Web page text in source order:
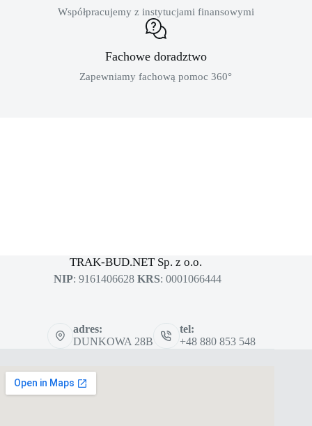
Współpracujemy z instytucjami finansowymi
Fachowe doradztwo
Zapewniamy fachową pomoc 360°
TRAK-BUD.NET Sp. z o.o.
NIP: 9161406628 KRS: 0001066444
adres:
DUNKOWA 28B
tel:
+48 880 853 548